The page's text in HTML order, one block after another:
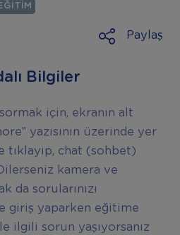
Paylaş
Bilgiler
için, ekranın alt
yazısının üzerinde yer
tıklayıp, chat (sohbet)
kamera ve
da sorularınızı
giriş yaparken eğitime
ilgili sorun yaşıyorsanız